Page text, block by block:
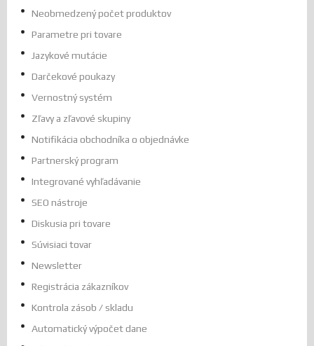
Neobmedzený počet produktov
Parametre pri tovare
Jazykové mutácie
Darčekové poukazy
Vernostný systém
Zľavy a zľavové skupiny
Notifikácia obchodníka o objednávke
Partnerský program
Integrované vyhľadávanie
SEO nástroje
Diskusia pri tovare
Súvisiaci tovar
Newsletter
Registrácia zákazníkov
Kontrola zásob / skladu
Automatický výpočet dane